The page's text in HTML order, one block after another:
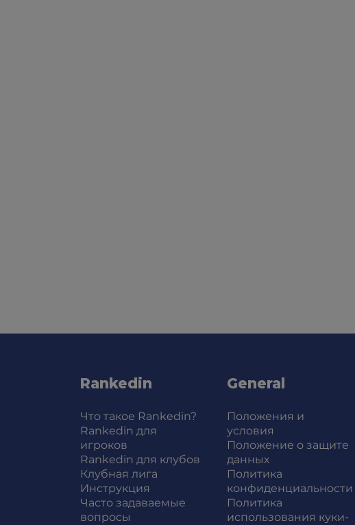
Rankedin
Что такое Rankedin?
Rankedin для
игроков
Rankedin для клубов
Клубная лига
Инструкция
Часто задаваемые
вопросы
General
Положения и
условия
Положение о защите
данных
Политика
конфиденциальности
Политика
использования куки-